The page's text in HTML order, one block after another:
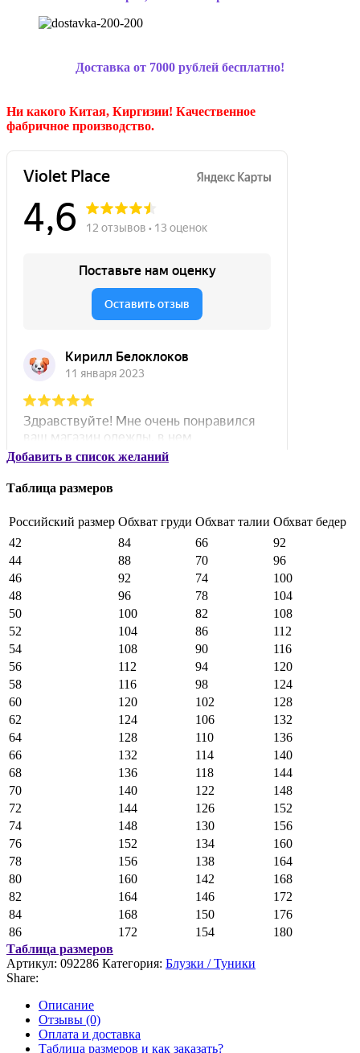
Доставка от 7000 рублей бесплатно!
Ни какого Китая, Киргизии! Качественное
фабричное производство.
Добавить в список желаний
Таблица размеров
Российский размер Обхват груди Обхват талии Обхват бедер
42
84 66
92
44
88 70
96
46
92 74
100
48
96 78
104
50
100 82
108
52
104 86
112
54
108 90
116
56
112 94
120
58
116 98
124
60
120 102
128
62
124 106
132
64
128 110
136
66
132 114
140
68
136 118
144
70
140 122
148
72
144 126
152
74
148 130
156
76
152 134
160
78
156 138
164
80
160 142
168
82
164 146
172
84
168 150
176
86
172 154
180
Таблица размеров
Артикул: 092286 Категория: Блузки / Туники
Share:
Описание
Отзывы (0)
Оплата и доставка
Таблица размеров и как заказать?